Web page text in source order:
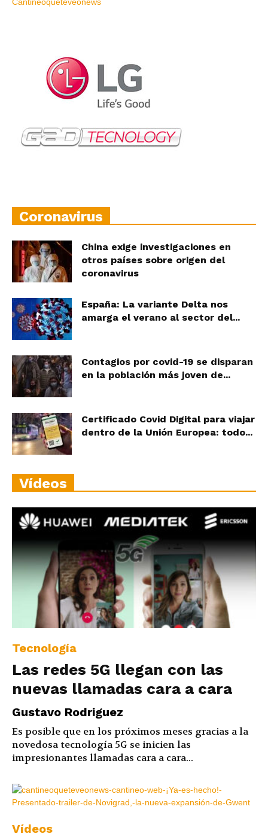
Coronavirus
China exige investigaciones en
otros países sobre origen del
coronavirus
España: La variante Delta nos
amarga el verano al sector del...
Contagios por covid-19 se disparan
en la población más joven de...
Certificado Covid Digital para viajar
dentro de la Unión Europea: todo...
Vídeos
Tecnología
Las redes 5G llegan con las
nuevas llamadas cara a cara
Gustavo Rodriguez
Es posible que en los próximos meses gracias a la
novedosa tecnología 5G se inicien las
impresionantes llamadas cara a cara...
Vídeos